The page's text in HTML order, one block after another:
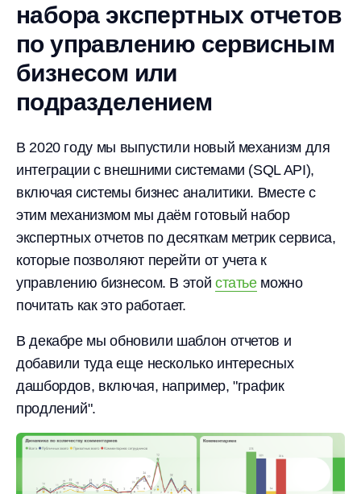
набора экспертных отчетов
по управлению сервисным
бизнесом или
подразделением
В 2020 году мы выпустили новый механизм для
интеграции с внешними системами (SQL API),
включая системы бизнес аналитики. Вместе с
этим механизмом мы даём готовый набор
экспертных отчетов по десяткам метрик сервиса,
которые позволяют перейти от учета к
управлению бизнесом. В этой статьеможно
почитать как это работает.
В декабре мы обновили шаблон отчетов и
добавили туда еще несколько интересных
дашбордов, включая, например, "график
продлений".